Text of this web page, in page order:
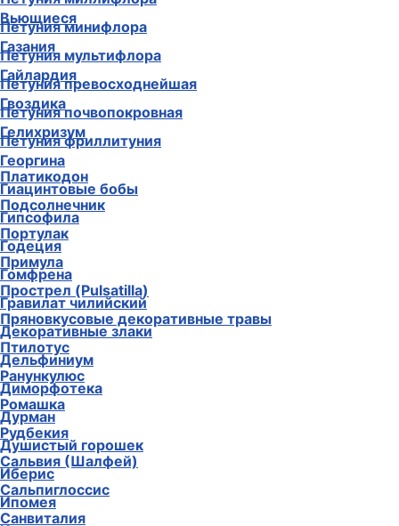
Петуния минифлора
Петуния мультифлора
Петуния превосходнейшая
Петуния почвопокровная
Петуния фриллитуния
Платикодон
Подсолнечник
Портулак
Примула
Прострел (Pulsatilla)
Пряновкусовые декоративные травы
Птилотус
Ранункулюс
Ромашка
Рудбекия
Сальвия (Шалфей)
Сальпиглоссис
Санвиталия
Вьющиеся
Газания
Гайлардия
Гвоздика
Гелихризум
Георгина
Гиацинтовые бобы
Гипсофила
Годеция
Гомфрена
Гравилат чилийский
Декоративные злаки
Дельфиниум
Диморфотека
Дурман
Душистый горошек
Иберис
Ипомея